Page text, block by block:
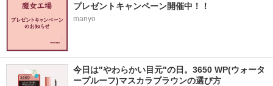
プレゼントキャンペーン開催中！！
manyo
今日は"やわらかい目元"の日。3650 WP(ウォータ
ープルーフ)マスカラブラウンの選び方